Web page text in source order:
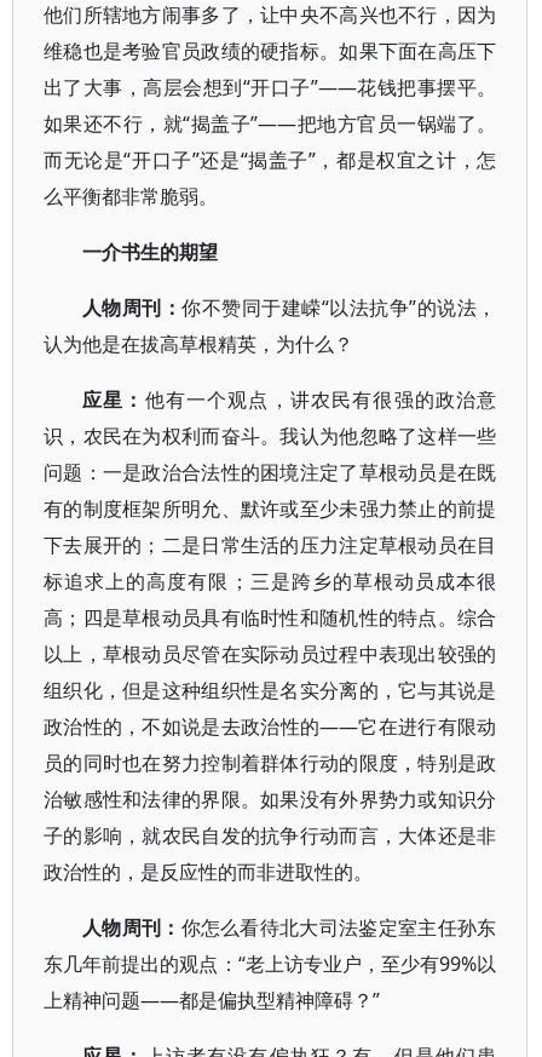
他们所辖地方闹事多了，让中央不高兴也不行，因为
维稳也是考验官员政绩的硬指标。如果下面在高压下
出了大事，高层会想到“开口子”——花钱把事摆平。
如果还不行，就“揭盖子”——把地方官员一锅端了。
而无论是“开口子”还是“揭盖子”，都是权宜之计，怎
么平衡都非常脆弱。
一介书生的期望
人物周刊：你不赞同于建嵘“以法抗争”的说法，
认为他是在拔高草根精英，为什么？
应星： 他有一个观点，讲农民有很强的政治意
识，农民在为权利而奋斗。我认为他忽略了这样一些
问题：一是政治合法性的困境注定了草根动员是在既
有的制度框架所明允、默许或至少未强力禁止的前提
下去展开的；二是日常生活的压力注定草根动员在目
标追求上的高度有限；三是跨乡的草根动员成本很
高；四是草根动员具有临时性和随机性的特点。综合
以上，草根动员尽管在实际动员过程中表现出较强的
组织化，但是这种组织性是名实分离的，它与其说是
政治性的，不如说是去政治性的——它在进行有限动
员的同时也在努力控制着群体行动的限度，特别是政
治敏感性和法律的界限。如果没有外界势力或知识分
子的影响，就农民自发的抗争行动而言，大体还是非
政治性的，是反应性的而非进取性的。
人物周刊： 你怎么看待北大司法鉴定室主任孙东
东几年前提出的观点：“老上访专业户，至少有99%以
上精神问题——都是偏执型精神障碍？”